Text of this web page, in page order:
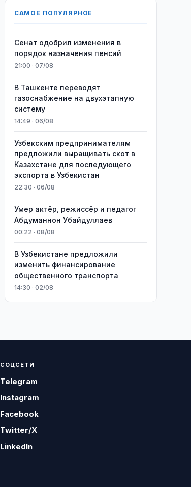
САМОЕ ПОПУЛЯРНОЕ
Сенат одобрил изменения в
порядок назначения пенсий
21:00 · 07/08
В Ташкенте переводят
газоснабжение на двухэтапную
систему
14:49 · 06/08
Узбекским предпринимателям
предложили выращивать скот в
Казахстане для последующего
экспорта в Узбекистан
22:30 · 06/08
Умер актёр, режиссёр и педагог
Абдуманнон Убайдуллаев
00:22 · 08/08
В Узбекистане предложили
изменить финансирование
общественного транспорта
14:30 · 02/08
СОЦСЕТИ
Telegram
Instagram
Facebook
Twitter/X
LinkedIn